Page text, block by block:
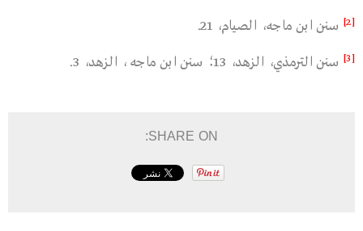
[2] سنن ابن ماجه، الصيام، 21.
[3] سنن الترمذي، الزهد، 13؛ سنن ابن ماجه ، الزهد، 3.
SHARE ON: